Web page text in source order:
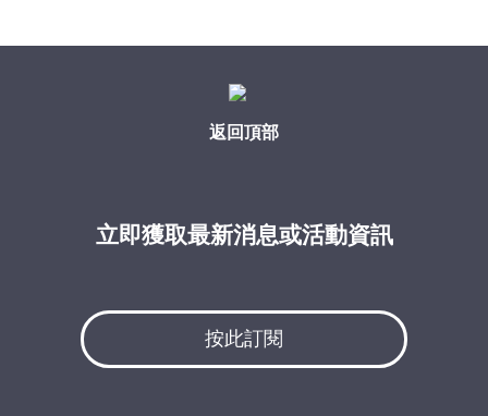
返回頂部
立即獲取最新消息或活動資訊
按此訂閱